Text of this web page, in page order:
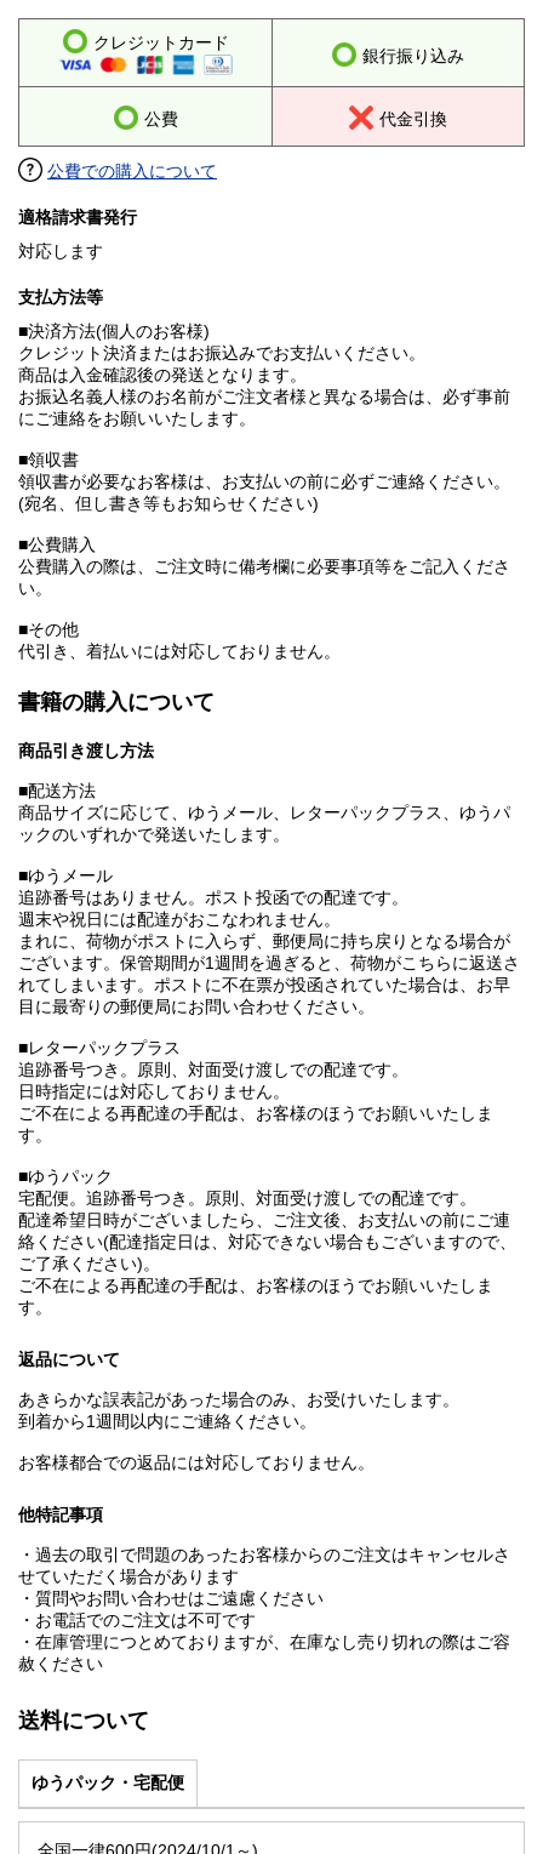
クレジットカード
銀行振り込み
公費 代金引換
公費での購入について
適格請求書発行
対応します
支払方法等
■決済方法(個人のお客様)
クレジット決済またはお振込みでお支払いください。
商品は入金確認後の発送となります。
お振込名義人様のお名前がご注文者様と異なる場合は、必ず事前
にご連絡をお願いいたします。
■領収書
領収書が必要なお客様は、お支払いの前に必ずご連絡ください。
(宛名、但し書き等もお知らせください)
■公費購入
公費購入の際は、ご注文時に備考欄に必要事項等をご記入くださ
い。
■その他
代引き、着払いには対応しておりません。
書籍の購入について
商品引き渡し方法
■配送方法
商品サイズに応じて、ゆうメール、レターパックプラス、ゆうパ
ックのいずれかで発送いたします。
■ゆうメール
追跡番号はありません。ポスト投函での配達です。
週末や祝日には配達がおこなわれません。
まれに、荷物がポストに入らず、郵便局に持ち戻りとなる場合が
ございます。保管期間が1週間を過ぎると、荷物がこちらに返送さ
れてしまいます。ポストに不在票が投函されていた場合は、お早
目に最寄りの郵便局にお問い合わせください。
■レターパックプラス
追跡番号つき。原則、対面受け渡しでの配達です。
日時指定には対応しておりません。
ご不在による再配達の手配は、お客様のほうでお願いいたしま
す。
■ゆうパック
宅配便。追跡番号つき。原則、対面受け渡しでの配達です。
配達希望日時がございましたら、ご注文後、お支払いの前にご連
絡ください(配達指定日は、対応できない場合もございますので、
ご了承ください)。
ご不在による再配達の手配は、お客様のほうでお願いいたしま
す。
返品について
あきらかな誤表記があった場合のみ、お受けいたします。
到着から1週間以内にご連絡ください。
お客様都合での返品には対応しておりません。
他特記事項
・過去の取引で問題のあったお客様からのご注文はキャンセルさ
せていただく場合があります
・質問やお問い合わせはご遠慮ください
・お電話でのご注文は不可です
・在庫管理につとめておりますが、在庫なし売り切れの際はご容
赦ください
送料について
ゆうパック・宅配便